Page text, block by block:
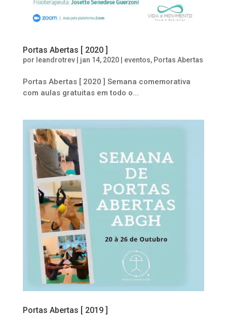
Portas Abertas [ 2020 ]
por leandrotrev| jan 14, 2020| eventos, Portas Abertas
Portas Abertas [ 2020 ] Semana comemorativa
com aulas gratuitas em todo o...
Portas Abertas [ 2019 ]